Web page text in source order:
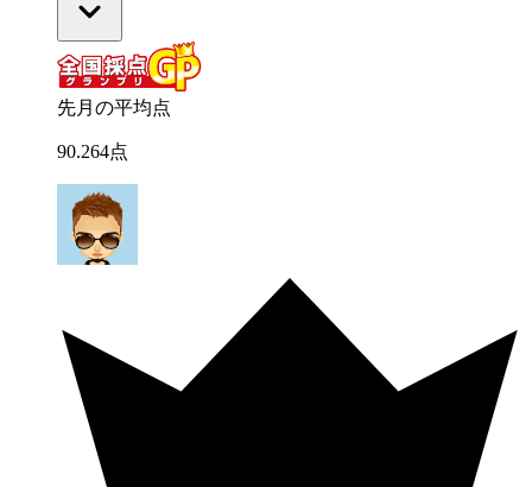
先月の平均点
90.264点